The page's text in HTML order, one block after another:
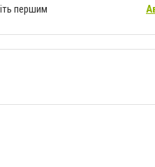
першим